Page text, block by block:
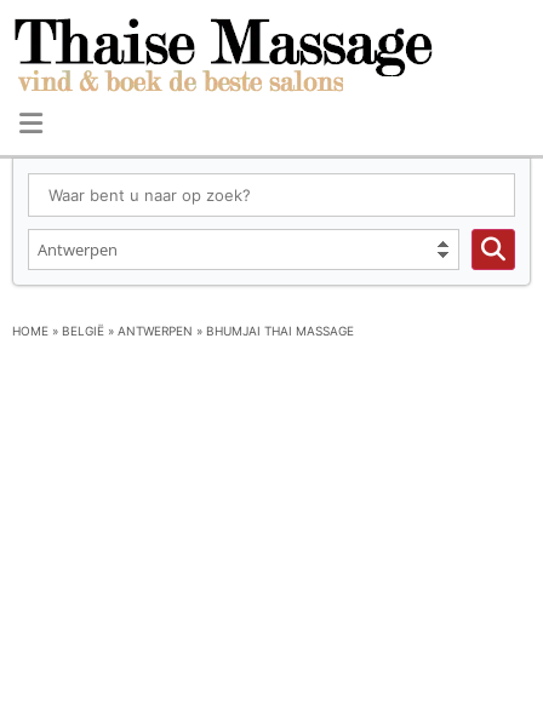
HOME » BELGIË » ANTWERPEN » BHUMJAI THAI MASSAGE